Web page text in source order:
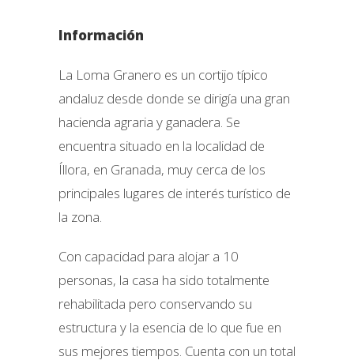
Información
La Loma Granero es un cortijo típico
andaluz desde donde se dirigía una gran
hacienda agraria y ganadera. Se
encuentra situado en la localidad de
Íllora, en Granada, muy cerca de los
principales lugares de interés turístico de
la zona.
Con capacidad para alojar a 10
personas, la casa ha sido totalmente
rehabilitada pero conservando su
estructura y la esencia de lo que fue en
sus mejores tiempos. Cuenta con un total